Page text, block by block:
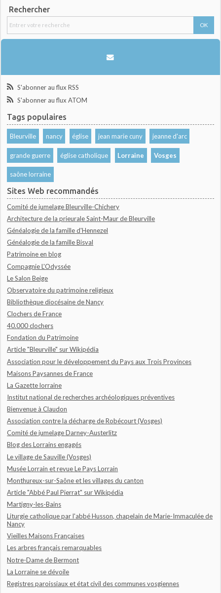
Rechercher
S'abonner au flux RSS
S'abonner au flux ATOM
Tags populaires
Bleurville nancy église jean marie cuny jeanne d'arc
grande guerre église catholique Lorraine Vosges
saône lorraine
Sites Web recommandés
Comité de jumelage Bleurville-Chichery
Architecture de la prieurale Saint-Maur de Bleurville
Généalogie de la famille d'Hennezel
Généalogie de la famille Bisval
Patrimoine en blog
Compagnie L'Odyssée
Le Salon Beige
Observatoire du patrimoine religieux
Bibliothèque diocésaine de Nancy
Clochers de France
40.000 clochers
Fondation du Patrimoine
Article "Bleurville" sur Wikipédia
Association pour le développement du Pays aux Trois Provinces
Maisons Paysannes de France
La Gazette lorraine
Institut national de recherches archéologiques préventives
Bienvenue à Claudon
Association contre la décharge de Robécourt (Vosges)
Comité de jumelage Darney-Austerlitz
Blog des Lorrains engagés
Le village de Sauville (Vosges)
Musée Lorrain et revue Le Pays Lorrain
Monthureux-sur-Saône et les villages du canton
Article "Abbé Paul Pierrat" sur Wikipédia
Martigny-les-Bains
Liturgie catholique par l'abbé Husson, chapelain de Marie-Immaculée de
Nancy
Vieilles Maisons Françaises
Les arbres français remarquables
Notre-Dame de Bermont
La Lorraine se dévoile
Registres paroissiaux et état civil des communes vosgiennes